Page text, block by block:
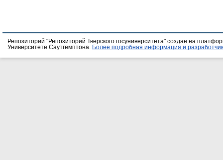
Репозиторий "Репозиторий Тверского госуниверситета" создан на
Университете Саутгемптона.
Более подробная информация и